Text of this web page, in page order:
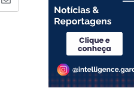
Share